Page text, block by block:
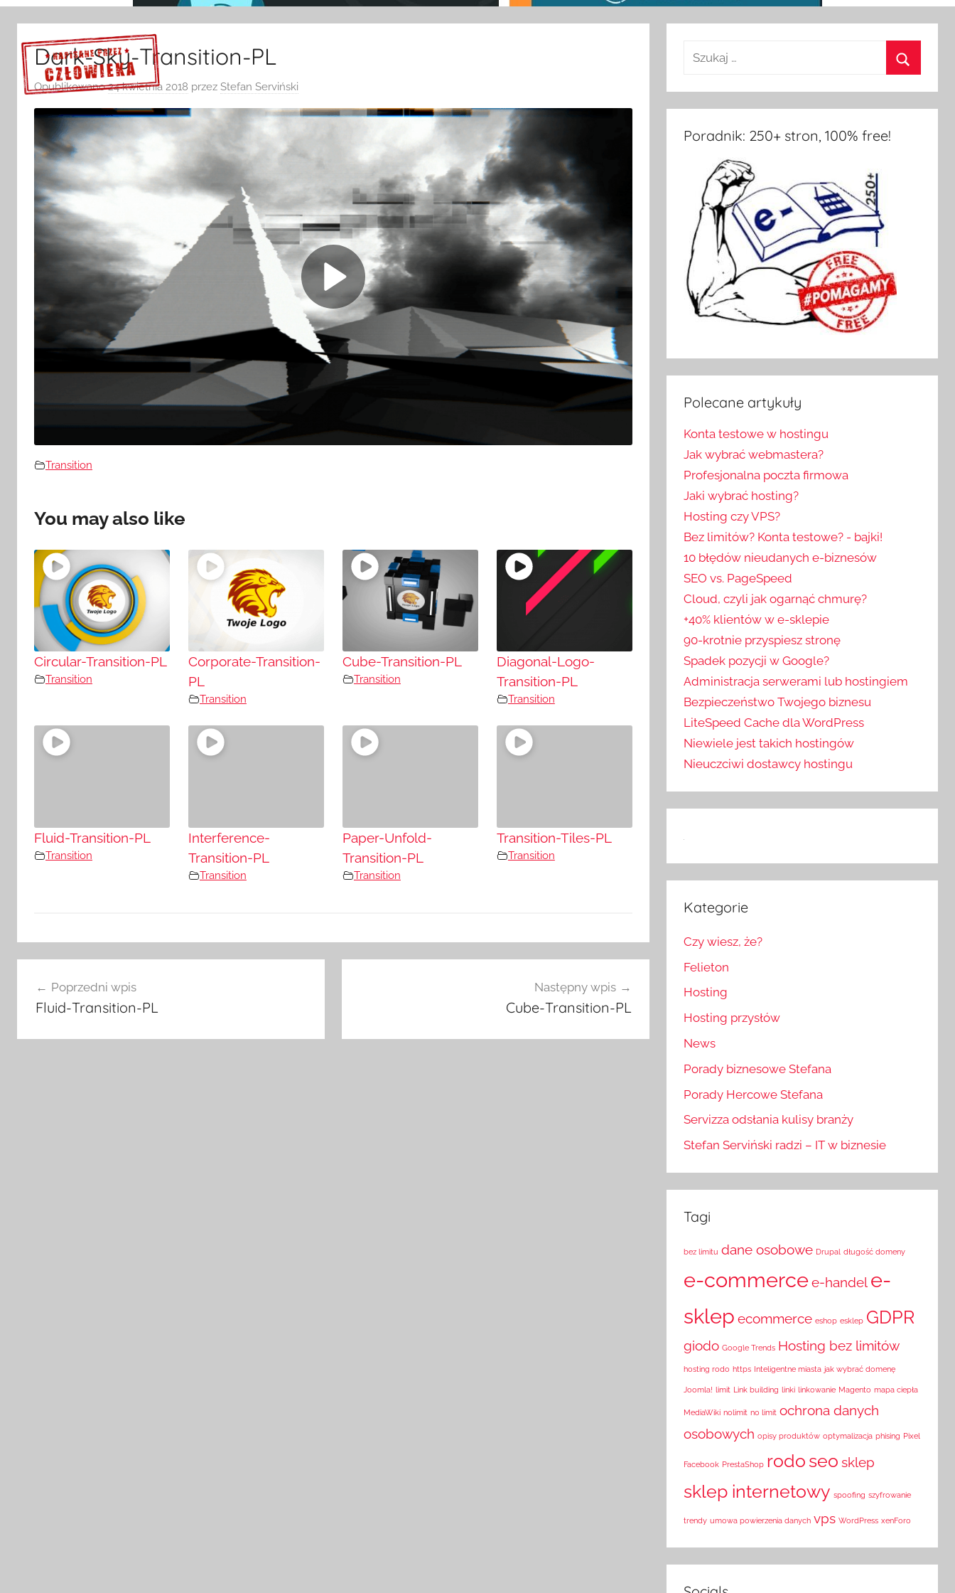
Sprawdź szczegóły >>>
Dark-Sky-Transition-PL
Opublikowano24 kwietnia 2018 przez Stefan Serviński
Transition
You may also like
Circular-Transition-PL
Transition
Corporate-Transition-
PL
Transition
Cube-Transition-PL
Transition
Diagonal-Logo-
Transition-PL
Transition
Fluid-Transition-PL
Transition
Interference-
Transition-PL
Transition
Paper-Unfold-
Transition-PL
Transition
Transition-Tiles-PL
Transition
wpisuPoprzedni wpis
Fluid-Transition-PL
Następny wpis
Cube-Transition-PL
Poradnik: 250+ stron, 100% free!
Polecane artykuły
Konta testowe w hostingu
Jak wybrać webmastera?
Profesjonalna poczta firmowa
Jaki wybrać hosting?
Hosting czy VPS?
Bez limitów? Konta testowe? - bajki!
10 błędów nieudanych e-biznesów
SEO vs. PageSpeed
Cloud, czyli jak ogarnąć chmurę?
+40% klientów w e-sklepie
90-krotnie przyspiesz stronę
Spadek pozycji w Google?
Administracja serwerami lub hostingiem
Bezpieczeństwo Twojego biznesu
LiteSpeed Cache dla WordPress
Niewiele jest takich hostingów
Nieuczciwi dostawcy hostingu
Kategorie
Czy wiesz, że?
Felieton
Hosting
Hosting przysłów
News
Porady biznesowe Stefana
Porady Hercowe Stefana
Servizza odsłania kulisy branży
Stefan Serviński radzi – IT w biznesie
Tagi
bez limitu dane osobowe Drupal długość domeny
e-commercee-handel e-
sklep ecommerce eshop esklep GDPR
giodo Google Trends Hosting bez limitów
hosting rodo https Inteligentne miasta jak wybrać domenę
Joomla! limit Link building linki linkowanie Magento mapa ciepła
MediaWiki nolimit no limit ochrona danych
osobowych opisy produktów optymalizacja phising Pixel
Facebook PrestaShop rodo seo sklep
sklep internetowy spoofing szyfrowanie
trendy umowa powierzenia danych vps WordPress xenForo